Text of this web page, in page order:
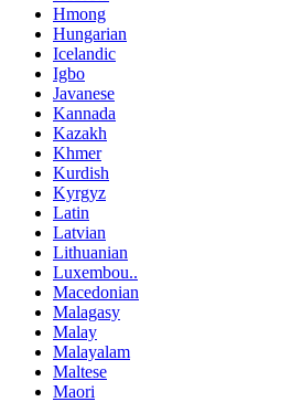
Hmong
Hungarian
Icelandic
Igbo
Javanese
Kannada
Kazakh
Khmer
Kurdish
Kyrgyz
Latin
Latvian
Lithuanian
Luxembou..
Macedonian
Malagasy
Malay
Malayalam
Maltese
Maori